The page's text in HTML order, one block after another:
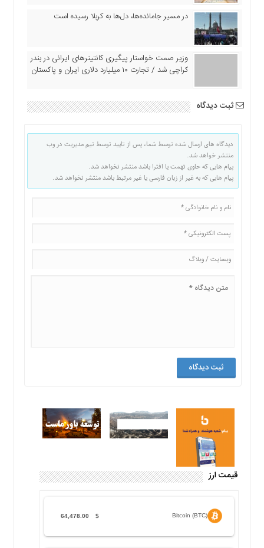
در مسیر جا‌مانده‌ها، دل‌ها به کربلا رسیده است
وزیر صمت خواستار پیگیری کانتینرهای ایرانی در بندر
کراچی شد / تجارت ۱۰ میلیارد دلاری ایران و پاکستان
ثبت دیدگاه
دیدگاه های ارسال شده توسط شما، پس از تایید توسط تیم مدیریت در وب
منتشر خواهد شد.
پیام هایی که حاوی تهمت یا افترا باشد منتشر نخواهد شد.
پیام هایی که به غیر از زبان فارسی یا غیر مرتبط باشد منتشر نخواهد شد.
قیمت ارز
Bitcoin (BTC)
$
64,478.00